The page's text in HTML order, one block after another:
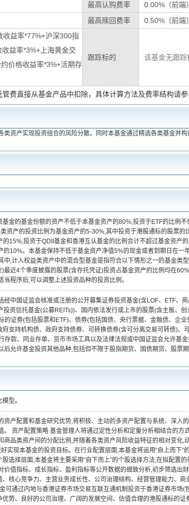
最高认购费率
0.00%（前端）
最高赎回费率 0.50%（前端）
益率*77%+沪深300指
益率*3%+上海黄金交
价格收益率*3%+活期存
跟踪标的 该基金无跟踪
管费直接从基金产品中扣除，具体计算方法及费率结构请参
资产实现投资组合的风险分散。同时本基金通过精选各类基金并
金的基金份额的资产不低于本基金资产的80%,投资于ETF的比例
资产的投资比例为基金资产的5-30%,其中投资于港股通标的股票的
15%;投资于QDII基金和香港互认基金的比例合计不超过基金资产
10%。本基金保持不低于基金资产净值5%的现金或者到期日在一
,计入权益类资产中的混合型基金是指符合以下情形之一的基金类
近4个季度披露的股票(含存托凭证)投资占基金资产的比例均在
程序后,可以调整上述投资品种的投资比例。
中国证监会核准或注册的公开募集证券投资基金(含LOF、ETF、
资信托基金(公募REITs))、国内依法发行或上市的股票(含主板、
证券(包括股票和ETF)、债券(包括国债、央行票据、金融债、企
支持机构债、政府支持债券、可转换债券(含可分离交易可转债)、
款、同业存单、货币市场工具以及法律法规或中国证监会允许基
允许基金投资其他品种,包括但不限于股指期货、国债期货、股票
型。
产配置和基金研究优势,将积极、主动的多资产配置与系统、深入
资产配置策略 基金管理人将通过定性分析和定量分析相结合的方
品类资产间的分配比例,并随着各类资产风险收益特征的相对变化,
实现本基金的投资目标。在行业配置层面,本基金将运用“自上而下”
选择层面,本基金将主要采用“自下而上”的个股选择方法,在拟配置
值指标、成长指标、盈利指标等公开数据的细致分析,初步筛选出
核心竞争力、主营业务成长性、公司治理结构、经营管理能力、商
可通过内地与香港证券市场交易互联互通机制投资于香港证券市场(
势、良好的公司治理、广阔的发展空间、估值合理的港股通标的证